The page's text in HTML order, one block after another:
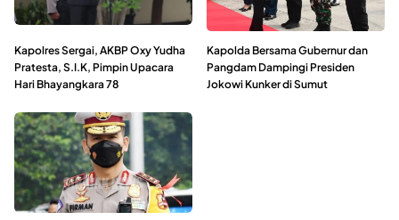
Kapolres Sergai, AKBP Oxy Yudha
Pratesta, S.I.K, Pimpin Upacara
Hari Bhayangkara 78
Kapolda Bersama Gubernur dan
Pangdam Dampingi Presiden
Jokowi Kunker di Sumut